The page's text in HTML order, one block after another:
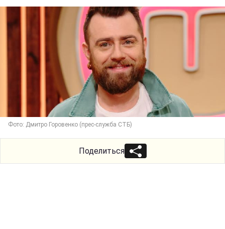
Фото: Дмитро Горовенко (прес-служба СТБ)
Поделиться